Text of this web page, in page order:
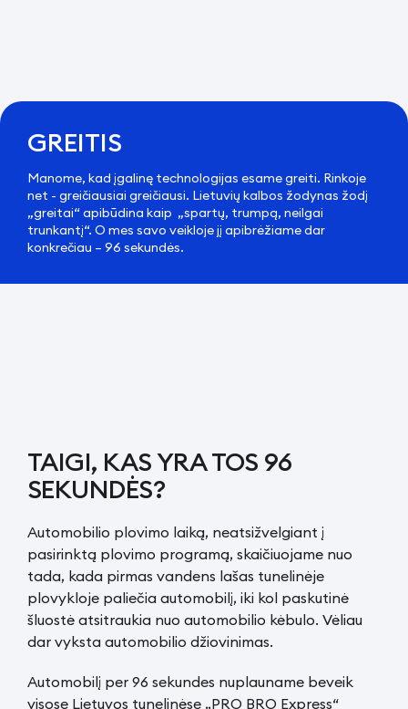
GREITIS
Manome, kad įgalinę technologijas esame greiti. Rinkoje
net - greičiausiai greičiausi. Lietuvių kalbos žodynas žodį
„greitai“ apibūdina kaip „spartų, trumpą, neilgai
trunkantį“. O mes savo veikloje jį apibrėžiame dar
konkrečiau – 96 sekundės.
TAIGI, KAS YRA TOS 96
SEKUNDĖS?
Automobilio plovimo laiką, neatsižvelgiant į
pasirinktą plovimo programą, skaičiuojame nuo
tada, kada pirmas vandens lašas tunelinėje
plovykloje paliečia automobilį, iki kol paskutinė
šluostė atsitraukia nuo automobilio kėbulo. Vėliau
dar vyksta automobilio džiovinimas.
Automobilį per 96 sekundes nuplauname beveik
visose Lietuvos tunelinėse „PRO BRO Express“